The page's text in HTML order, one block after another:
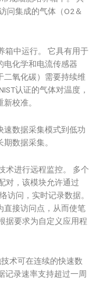
问集成的气体（O2＆
箱中运行。 它具有用于
电化学和电流传感器
二氧化碳）需要持续维
认证的气体对温度，
校准。
速数据采集模式到低功
数据采集。
术进行远程监控。 多个
对，该模块允许通过
访问，实时记录数据。
直接访问点，从而使笔
据要求为自定义应用程
术可在连续的快速数
记录速率支持超过一周